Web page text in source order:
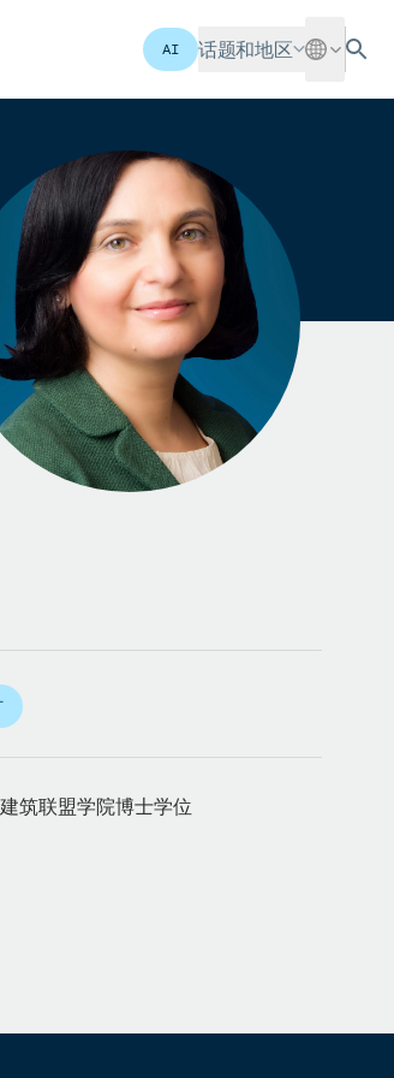
AI 话题和地区
筑联盟学院博士学位